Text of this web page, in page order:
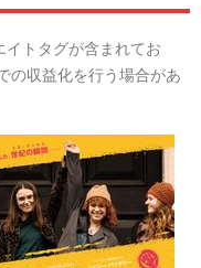
トタグが含まれてお
の収益化を行う場合があ